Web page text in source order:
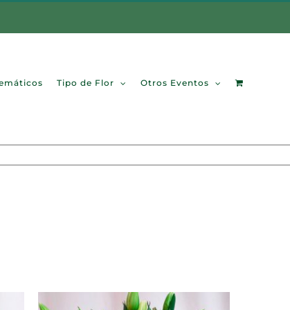
Tipo de Flor Otros Eventos